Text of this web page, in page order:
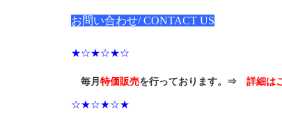
お問い合わせ/ CONTACT US
★☆★☆★☆
毎月 特価販売を行っております。⇒ 詳細は
☆★☆★☆★